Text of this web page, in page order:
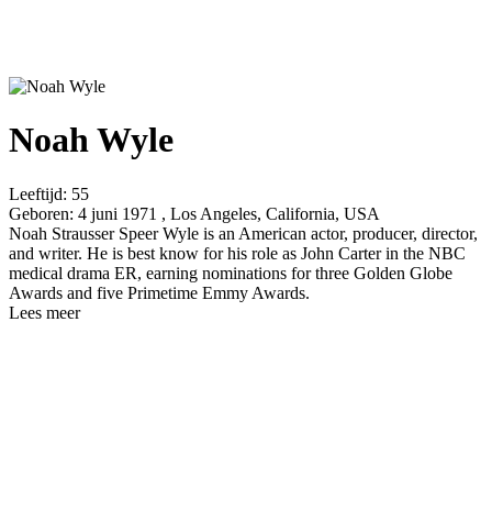
Noah Wyle
Leeftijd: 55
Geboren: 4 juni 1971 , Los Angeles, California, USA
Noah Strausser Speer Wyle is an American actor, producer, director,
and writer. He is best know for his role as John Carter in the NBC
medical drama ER, earning nominations for three Golden Globe
Awards and five Primetime Emmy Awards.
Lees meer